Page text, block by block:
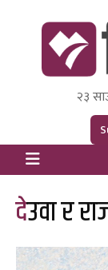
Himal Press
Dot २३
देउवा र